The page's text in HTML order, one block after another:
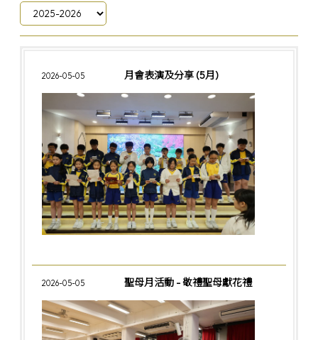
2026-05-05 月會表演及分享 (5月)
2026-05-05 聖母月活動 - 敬禮聖母獻花禮